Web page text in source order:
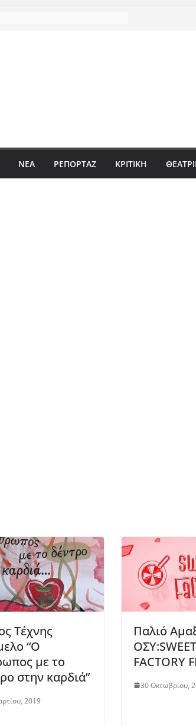
ΝΈΑ ΡΕΠΟΡΤΆΖ ΚΡΙΤΙΚΗ
Τέχνης
“Ο
με το
στην καρδιά”
2019
Παλιό
ΟΣΥ:SWEET
FACTORY
30 Οκτωβρίου,